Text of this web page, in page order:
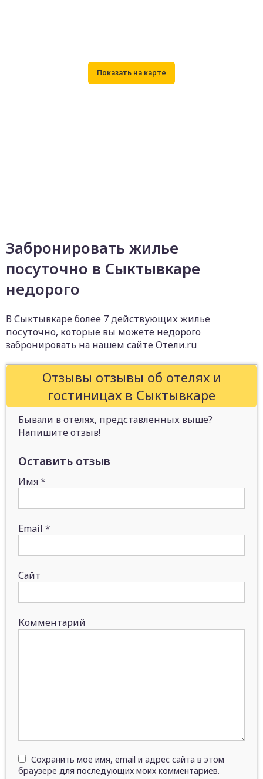
Забронировать жилье
посуточно в Сыктывкаре
недорого
В Сыктывкаре более 7 действующих жилье
посуточно, которые вы можете недорого
забронировать на нашем сайте Отели.ru
Отзывы отзывы об отелях и
гостиницах в Сыктывкаре
Бывали в отелях, представленных выше?
Напишите отзыв!
Оставить отзыв
Имя*
Email *
Сайт
Комментарий
Сохранить моё имя, email и адрес сайта в этом
браузере для последующих моих комментариев.